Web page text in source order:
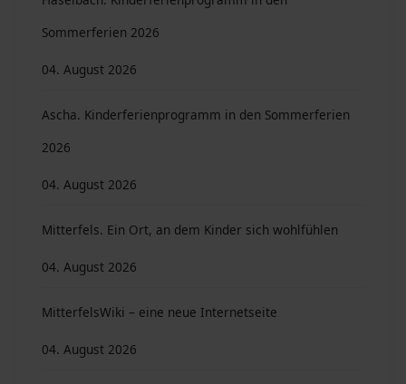
Sommerferien 2026
04. August 2026
Ascha. Kinderferienprogramm in den Sommerferien
2026
04. August 2026
Mitterfels. Ein Ort, an dem Kinder sich wohlfühlen
04. August 2026
MitterfelsWiki – eine neue Internetseite
04. August 2026